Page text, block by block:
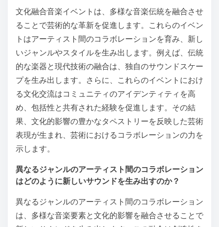
文化融合音楽イベントは、多様な音楽伝統を融合させ
ることで芸術的な革新を促進します。これらのイベン
トはアーティスト間のコラボレーションを育み、新し
いジャンルやスタイルを生み出します。例えば、伝統
的な楽器と現代技術の融合は、独自のサウンドスケー
プを生み出します。さらに、これらのイベントにおけ
る文化交流はコミュニティのアイデンティティを高
め、包括性と共有された経験を促進します。その結
果、文化的影響の豊かなタペストリーを反映した芸術
表現が生まれ、芸術におけるコラボレーションの力を
示します。
異なるジャンルのアーティスト間のコラボレーション
はどのように新しいサウンドを生み出すのか？
異なるジャンルのアーティスト間のコラボレーション
は、多様な音楽要素と文化的影響を融合させることで